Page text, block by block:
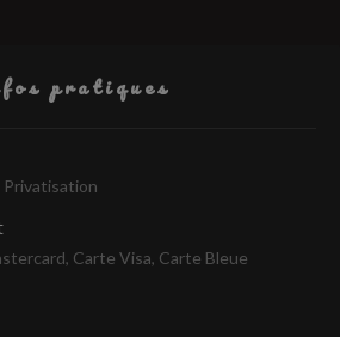
pratiques
Privatisation
Carte Visa, Carte Bleue